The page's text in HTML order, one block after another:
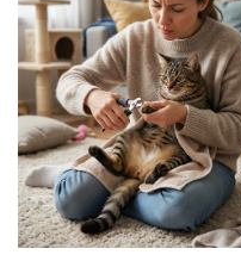
:
0
8
+
0
0
:
0
0
i
r
a
n
,
2
0
2